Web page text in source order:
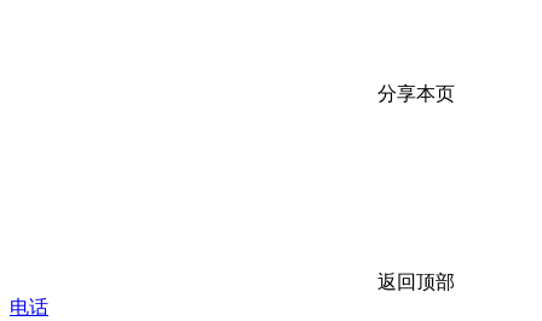
分享本页
返回顶部
电话